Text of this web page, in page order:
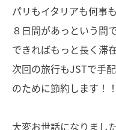
パリもイタリアも何事
８日間があっという間
できればもっと長く滞
次回の旅行もJSTで手
のために節約します！
大変お世話になりました